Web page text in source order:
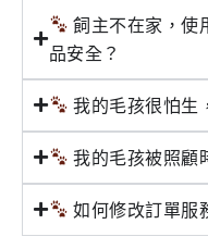
飼主不在家，使
品安全？
我的毛孩很怕生
我的毛孩被照顧
如何修改訂單服